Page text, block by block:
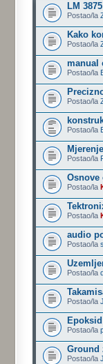
LM
Postao/la
Kako
Postao/la
manual
Postao/la
Postao/la
Postao/la
Postao/la
Osnove
Postao/la
Postao/la
audio
Postao/la
Postao/la
Postao/la
Postao/la
Ground
Postao/la